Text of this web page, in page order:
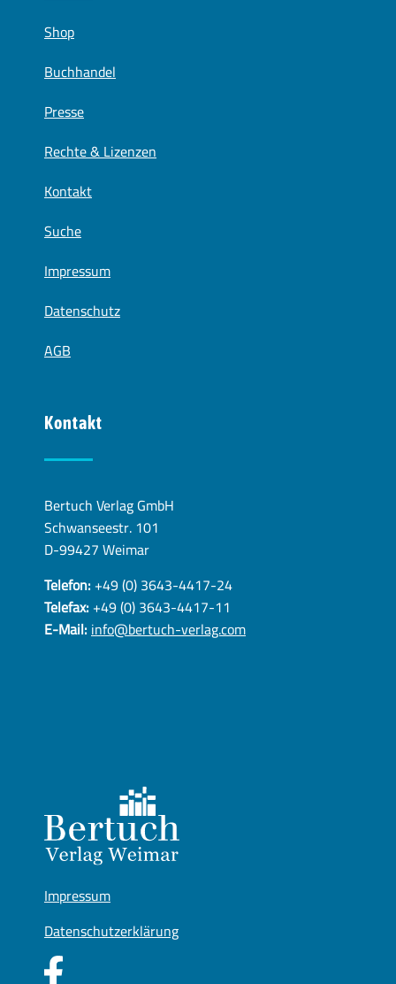
Shop
Buchhandel
Presse
Rechte & Lizenzen
Kontakt
Suche
Impressum
Datenschutz
AGB
Kontakt
Bertuch Verlag GmbH
Schwanseestr. 101
D-99427 Weimar
Telefon:+49 (0) 3643-4417-24
Telefax:+49 (0) 3643-4417-11
E-Mail:info@bertuch-verlag.com
Impressum
Datenschutzerklärung